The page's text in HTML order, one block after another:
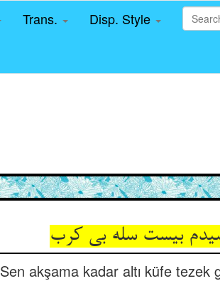
Trans. Disp. Style
بیست سله بی کرب
Sen akşama kadar altı küfe